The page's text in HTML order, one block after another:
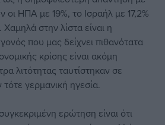
οι ΗΠΑ με 19%, το Ισραήλ με 17,2%
Χαμηλά στην λίστα είναι η
που μας δείχνει πιθανότατα
κρίσης είναι ακόμη
λιτότητας ταυτίστηκαν σε
γερμανική ηγεσία.
ερώτηση είναι ότι